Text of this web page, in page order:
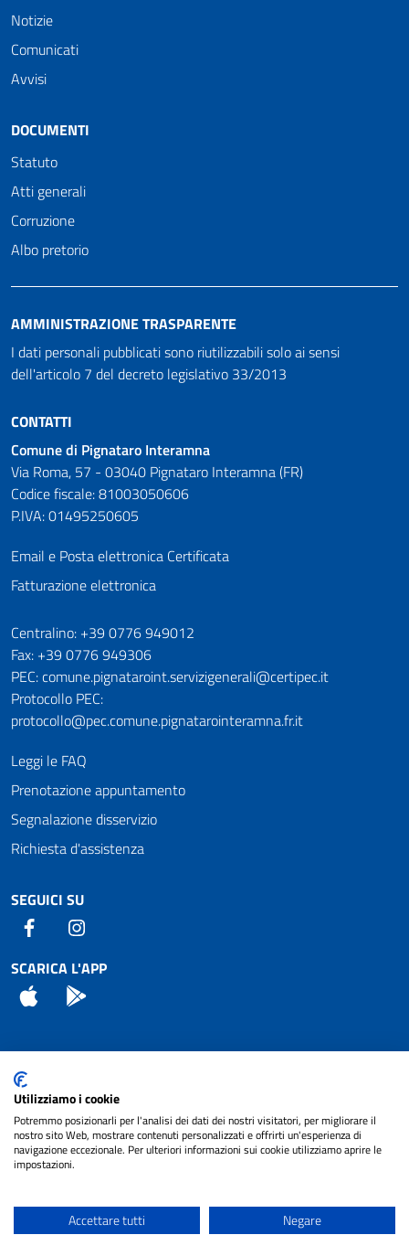
Notizie
Comunicati
Avvisi
DOCUMENTI
Statuto
Atti generali
Corruzione
Albo pretorio
AMMINISTRAZIONE TRASPARENTE
I dati personali pubblicati sono riutilizzabili solo ai sensi
dell'articolo 7 del decreto legislativo 33/2013
CONTATTI
Comune di Pignataro Interamna
Via Roma, 57 - 03040 Pignataro Interamna (FR)
Codice fiscale: 81003050606
P.IVA: 01495250605
Email e Posta elettronica Certificata
Fatturazione elettronica
Numeri utili
Centralino: +39 0776 949012
Fax: +39 0776 949306
PEC: comune.pignataroint.servizigenerali@certipec.it
Protocollo PEC:
protocollo@pec.comune.pignatarointeramna.fr.it
Leggi le FAQ
Prenotazione appuntamento
Segnalazione disservizio
Richiesta d'assistenza
SEGUICI SU
Facebook
SCARICA L'APP
App Store
Attuazione Misure PNRR
Piano di miglioramento del sito
Note legali
cura diNET SMART
Utilizziamo i cookie
Potremmo posizionarli per l'analisi dei dati dei nostri visitatori, per migliorare il
nostro sito Web, mostrare contenuti personalizzati e offrirti un'esperienza di
navigazione eccezionale. Per ulteriori informazioni sui cookie utilizziamo aprire le
impostazioni.
Accettare tutti Negare